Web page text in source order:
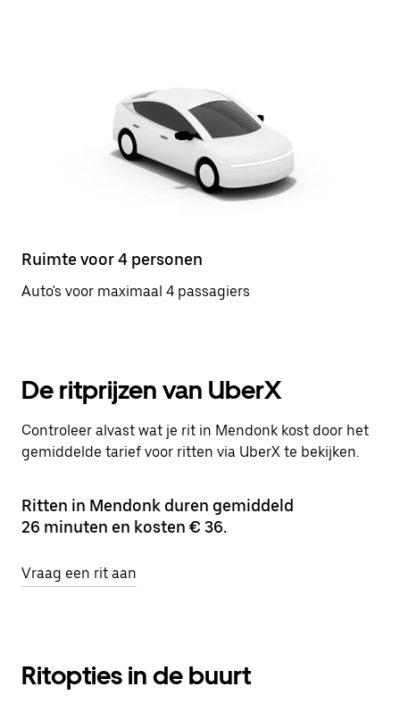
Ruimte voor 4 personen
Auto's voor maximaal 4 passagiers
De ritprijzen van UberX
Controleer alvast wat je rit in Mendonk kost door het
gemiddelde tarief voor ritten via UberX te bekijken.
Ritten in Mendonk duren gemiddeld
26 minuten en kosten € 36.
Vraag een rit aan
Ritopties in de buurt